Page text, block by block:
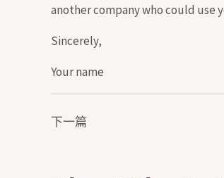
another company who could use
Sincerely,
Your name
下一篇